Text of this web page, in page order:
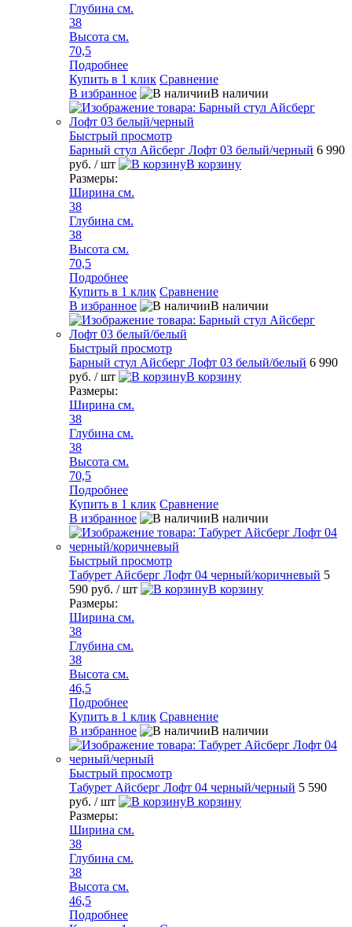
Глубина см.
38
Высота см.
70,5
Подробнее
Купить в 1 клик Сравнение
В избранное
В наличии
Быстрый просмотр
Барный стул Айсберг Лофт 03 белый/черный 6 990
руб. / шт
В корзину
Размеры:
Ширина см.
38
Глубина см.
38
Высота см.
70,5
Подробнее
Купить в 1 клик Сравнение
В избранное
В наличии
Быстрый просмотр
Барный стул Айсберг Лофт 03 белый/белый 6 990
руб. / шт
В корзину
Размеры:
Ширина см.
38
Глубина см.
38
Высота см.
70,5
Подробнее
Купить в 1 клик Сравнение
В избранное
В наличии
Быстрый просмотр
Табурет Айсберг Лофт 04 черный/коричневый 5
590 руб. / шт
В корзину
Размеры:
Ширина см.
38
Глубина см.
38
Высота см.
46,5
Подробнее
Купить в 1 клик Сравнение
В избранное
В наличии
Быстрый просмотр
Табурет Айсберг Лофт 04 черный/черный 5 590
руб. / шт
В корзину
Размеры:
Ширина см.
38
Глубина см.
38
Высота см.
46,5
Подробнее